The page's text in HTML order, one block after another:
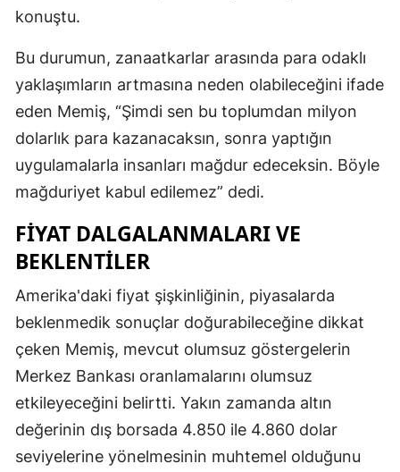
Konya
Kütahya
Muğla
Niğde
konuştu.
Bu durumun, zanaatkarlar arasında para odaklı
yaklaşımların artmasına neden olabileceğini ifade
eden Memiş, “Şimdi sen bu toplumdan milyon
dolarlık para kazanacaksın, sonra yaptığın
uygulamalarla insanları mağdur edeceksin. Böyle
mağduriyet kabul edilemez” dedi.
FIYAT DALGALANMALARI VE
BEKLENTILER
Amerika'daki fiyat şişkinliğinin, piyasalarda
beklenmedik sonuçlar doğurabileceğine dikkat
çeken Memiş, mevcut olumsuz göstergelerin
Merkez Bankası oranlamalarını olumsuz
etkileyeceğini belirtti. Yakın zamanda altın
değerinin dış borsada 4.850 ile 4.860 dolar
seviyelerine yönelmesinin muhtemel olduğunu